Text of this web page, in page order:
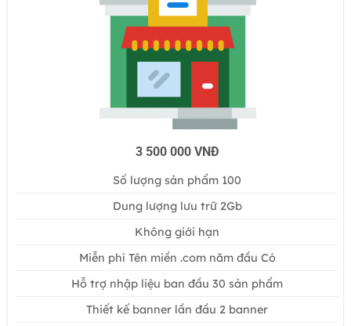
3 500 000 VNĐ
Số lượng sản phẩm 100
Dung lượng lưu trữ 2Gb
Không giới hạn
Miễn phí Tên miền .com năm đầu Có
Hỗ trợ nhập liệu ban đầu 30 sản phẩm
Thiết kế banner lần đầu 2 banner